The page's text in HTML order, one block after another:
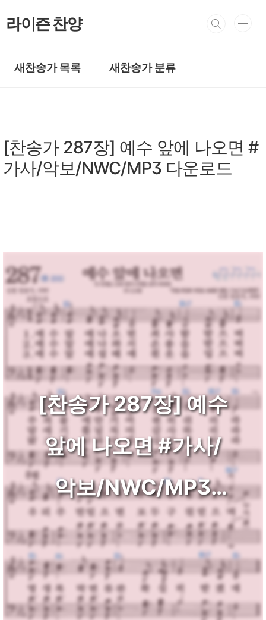
라이즌 찬양
새찬송가 목록 새찬송가 분류
[찬송가 287장] 예수 앞에 나오면 #
가사/악보/NWC/MP3 다운로드
[찬송가 287장] 예수
앞에 나오면 #가사/
악보/NWC/MP3
다운로드